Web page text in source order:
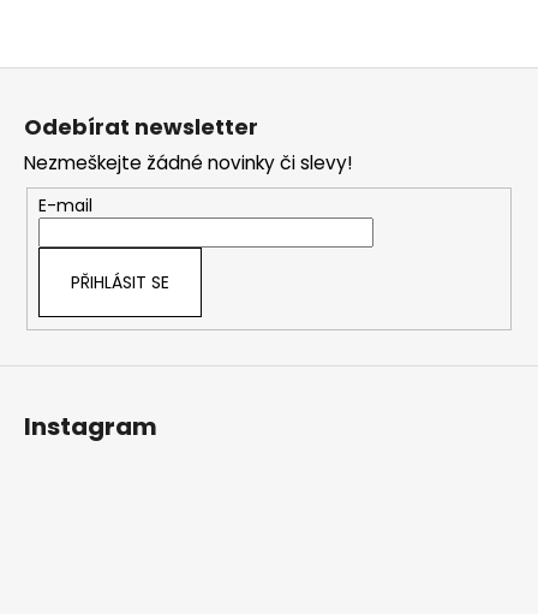
Z
Odebírat newsletter
Nezmeškejte žádné novinky či slevy!
E-mail
PŘIHLÁSIT SE
Instagram